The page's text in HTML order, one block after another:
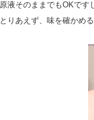
原液そのままでもOKです
とりあえず、味を確かめ